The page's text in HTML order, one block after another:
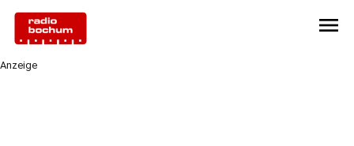
menu
Anzeige